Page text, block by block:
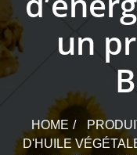
un
HOME
D'HUILE